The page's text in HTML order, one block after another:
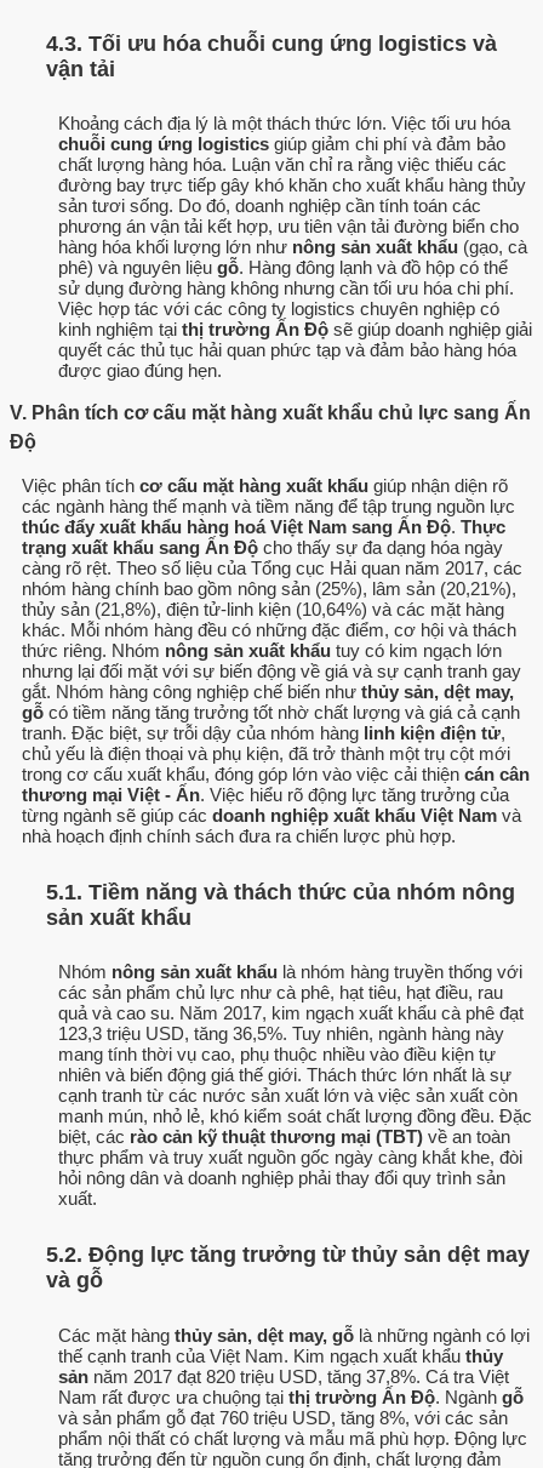
4.3. Tối ưu hóa chuỗi cung ứng logistics và
vận tải
Khoảng cách địa lý là một thách thức lớn. Việc tối ưu hóa
chuỗi cung ứng logistics giúp giảm chi phí và đảm bảo
chất lượng hàng hóa. Luận văn chỉ ra rằng việc thiếu các
đường bay trực tiếp gây khó khăn cho xuất khẩu hàng thủy
sản tươi sống. Do đó, doanh nghiệp cần tính toán các
phương án vận tải kết hợp, ưu tiên vận tải đường biển cho
hàng hóa khối lượng lớn như nông sản xuất khẩu (gạo, cà
phê) và nguyên liệu gỗ. Hàng đông lạnh và đồ hộp có thể
sử dụng đường hàng không nhưng cần tối ưu hóa chi phí.
Việc hợp tác với các công ty logistics chuyên nghiệp có
kinh nghiệm tại thị trường Ấn Độ sẽ giúp doanh nghiệp giải
quyết các thủ tục hải quan phức tạp và đảm bảo hàng hóa
được giao đúng hẹn.
V. Phân tích cơ cấu mặt hàng xuất khẩu chủ lực sang Ấn
Độ
Việc phân tích cơ cấu mặt hàng xuất khẩu giúp nhận diện rõ
các ngành hàng thế mạnh và tiềm năng để tập trung nguồn lực
thúc đẩy xuất khẩu hàng hoá Việt Nam sang Ấn Độ. Thực
trạng xuất khẩu sang Ấn Độ cho thấy sự đa dạng hóa ngày
càng rõ rệt. Theo số liệu của Tổng cục Hải quan năm 2017, các
nhóm hàng chính bao gồm nông sản (25%), lâm sản (20,21%),
thủy sản (21,8%), điện tử-linh kiện (10,64%) và các mặt hàng
khác. Mỗi nhóm hàng đều có những đặc điểm, cơ hội và thách
thức riêng. Nhóm nông sản xuất khẩu tuy có kim ngạch lớn
nhưng lại đối mặt với sự biến động về giá và sự cạnh tranh gay
gắt. Nhóm hàng công nghiệp chế biến như thủy sản, dệt may,
gỗ có tiềm năng tăng trưởng tốt nhờ chất lượng và giá cả cạnh
tranh. Đặc biệt, sự trỗi dậy của nhóm hàng linh kiện điện tử,
chủ yếu là điện thoại và phụ kiện, đã trở thành một trụ cột mới
trong cơ cấu xuất khẩu, đóng góp lớn vào việc cải thiện cán cân
thương mại Việt - Ấn. Việc hiểu rõ động lực tăng trưởng của
từng ngành sẽ giúp các doanh nghiệp xuất khẩu Việt Nam và
nhà hoạch định chính sách đưa ra chiến lược phù hợp.
5.1. Tiềm năng và thách thức của nhóm nông
sản xuất khẩu
Nhóm nông sản xuất khẩu là nhóm hàng truyền thống với
các sản phẩm chủ lực như cà phê, hạt tiêu, hạt điều, rau
quả và cao su. Năm 2017, kim ngạch xuất khẩu cà phê đạt
123,3 triệu USD, tăng 36,5%. Tuy nhiên, ngành hàng này
mang tính thời vụ cao, phụ thuộc nhiều vào điều kiện tự
nhiên và biến động giá thế giới. Thách thức lớn nhất là sự
cạnh tranh từ các nước sản xuất lớn và việc sản xuất còn
manh mún, nhỏ lẻ, khó kiểm soát chất lượng đồng đều. Đặc
biệt, các rào cản kỹ thuật thương mại (TBT) về an toàn
thực phẩm và truy xuất nguồn gốc ngày càng khắt khe, đòi
hỏi nông dân và doanh nghiệp phải thay đổi quy trình sản
xuất.
5.2. Động lực tăng trưởng từ thủy sản dệt may
và gỗ
Các mặt hàng thủy sản, dệt may, gỗ là những ngành có lợi
thế cạnh tranh của Việt Nam. Kim ngạch xuất khẩu thủy
sản năm 2017 đạt 820 triệu USD, tăng 37,8%. Cá tra Việt
Nam rất được ưa chuộng tại thị trường Ấn Độ. Ngành gỗ
và sản phẩm gỗ đạt 760 triệu USD, tăng 8%, với các sản
phẩm nội thất có chất lượng và mẫu mã phù hợp. Động lực
tăng trưởng đến từ nguồn cung ổn định, chất lượng đảm